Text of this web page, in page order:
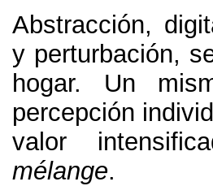
Abstracción,
y perturbación,
hogar. Un
percepción
valor
mélange.